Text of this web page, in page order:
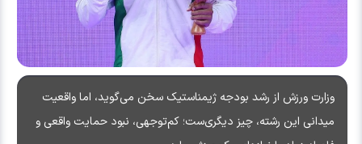
وزارت ورزش از رشد بودجه ژیمناستیک سخن می‌گوید، اما واقعیت
میدانی این رشته، چیز دیگری‌ست؛ کم‌توجهی، نبود حمایت واقعی و